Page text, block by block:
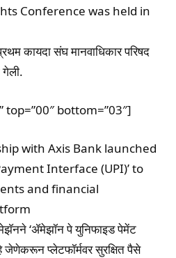
Conference was held in
कायदा संघ मानवाधिकार परिषद
bottom=”03″]
with Axis Bank launched
Interface (UPI)’ to
and financial
‘ॲमेझॉन पे युनिफाइड पेमेंट
प्लेटफॉर्मवर सुरक्षित पैसे